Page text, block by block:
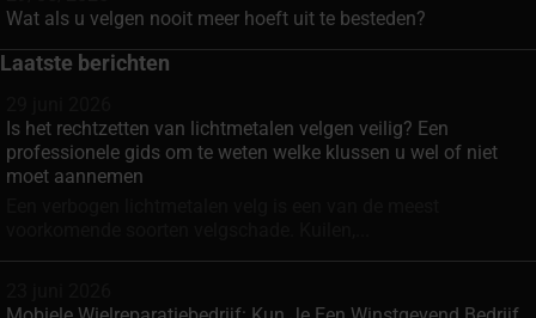
Wat als u velgen nooit meer hoeft uit te besteden?
Laatste berichten
Is het rechtzetten van lichtmetalen velgen veilig? Een
professionele gids om te weten welke klussen u wel of niet
moet aannemen